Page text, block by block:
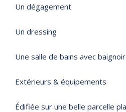
Un dégagement
Un dressing
Une salle de bains avec
Extérieurs & équipements
Édifiée sur une belle parcelle